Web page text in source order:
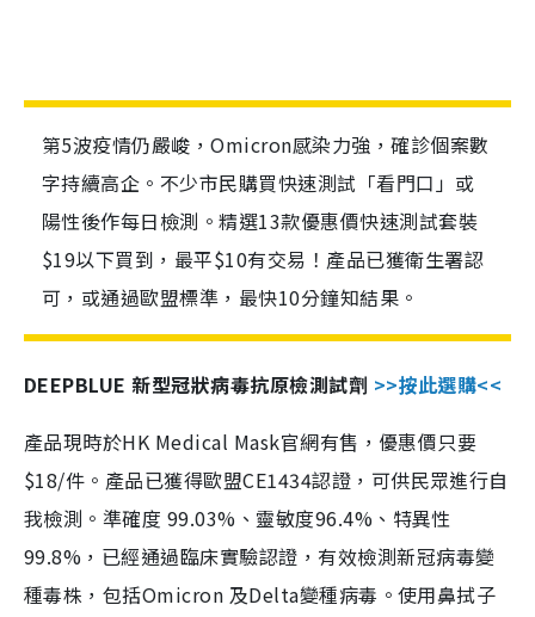
第5波疫情仍嚴峻，Omicron感染力強，確診個案數
字持續高企。不少市民購買快速測試「看門口」或
陽性後作每日檢測。精選13款優惠價快速測試套裝
$19以下買到，最平$10有交易！產品已獲衛生署認
可，或通過歐盟標準，最快10分鐘知結果。
DEEPBLUE 新型冠狀病毒抗原檢測試劑 >>按此選購<<
產品現時於HK Medical Mask官網有售，優惠價只要
$18/件。產品已獲得歐盟CE1434認證，可供民眾進行自
我檢測。準確度 99.03%、靈敏度96.4%、特異性
99.8%，已經通過臨床實驗認證，有效檢測新冠病毒變
種毒株，包括Omicron 及Delta變種病毒。使用鼻拭子